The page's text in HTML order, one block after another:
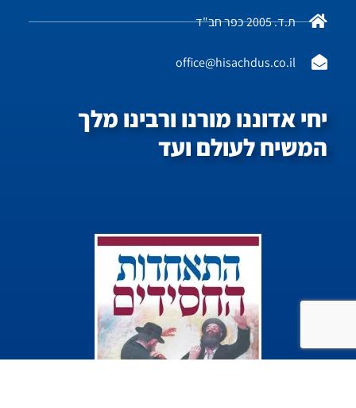
ת.ד. 2005 כפר חב"ד
office@hisachdus.co.il
יחי אדוננו מורנו ורבינו מלך
המשיח לעולם ועד